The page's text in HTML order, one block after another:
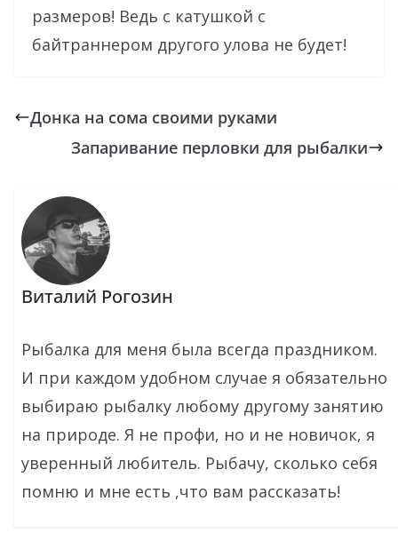
размеров! Ведь с катушкой с
байтраннером другого улова не будет!
Донка на сома своими руками
Запаривание перловки для рыбалки
Виталий Рогозин
Рыбалка для меня была всегда праздником.
И при каждом удобном случае я обязательно
выбираю рыбалку любому другому занятию
на природе. Я не профи, но и не новичок, я
уверенный любитель. Рыбачу, сколько себя
помню и мне есть ,что вам рассказать!